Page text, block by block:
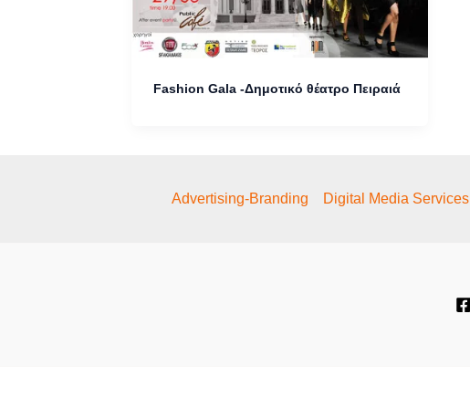
Fashion Gala -Δημοτικό θέατρο Πειραιά
Advertising-Branding Digital Media Services